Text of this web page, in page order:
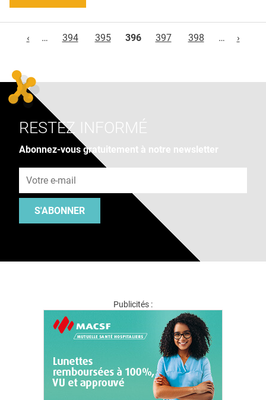
‹
… 394 395 396 397 398 … ›
RESTEZ INFORMÉ
Abonnez-vous gratuitement à notre newsletter
S'ABONNER
Publicités :